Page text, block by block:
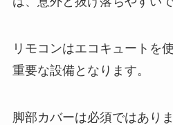
リモコンはエコキュートを
重要な設備となります。
脚部カバーは必須ではあり